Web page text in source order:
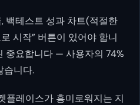
백테스트 성과 차트(적절한
시작” 버튼이 있어야 합니
중요합니다 — 사용자의 74%
습니다.
플레이스가 흥미로워지는 지